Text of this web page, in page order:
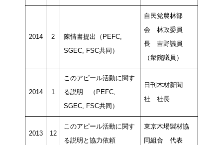
2014 2
陳情書提出（PEFC,
SGEC, FSC共同）
自民党農林部
会 林政委員
長 吉野議員
（衆院議員）
2014 1
このアピール活動に関す
る説明 （PEFC,
SGEC, FSC共同）
日刊木材新聞
社 社長
2013 12
このアピール活動に関す
る説明と協力依頼
東京木場製材協
同組合 代表